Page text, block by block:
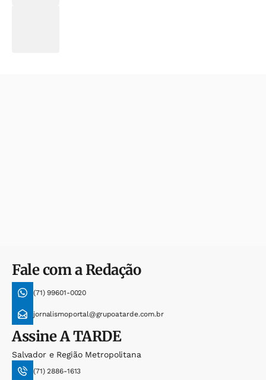
Fale com a Redação
(71) 99601-0020
jornalismoportal@grupoatarde.com.br
AssineA TARDE
Salvador e Região Metropolitana
(71) 2886-1613